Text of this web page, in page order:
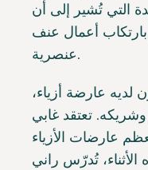
التي تُشير إلى أن
أعمال عنف
عنصرية.
لديه عارضة أزياء،
تعتقد غابي
عارضات الأزياء
تُدرّس راني